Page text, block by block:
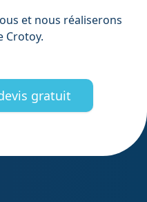
et nous réaliserons
Crotoy.
gratuit